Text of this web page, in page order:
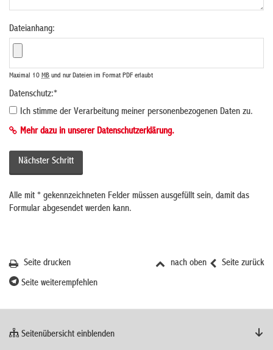
Dateianhang:
Maximal 10 MB und nur Dateien im Format PDF erlaubt
Datenschutz:*
Ich stimme der Verarbeitung meiner personenbezogenen Daten zu.
Mehr dazu in unserer Datenschutzerklärung.
Alle mit * gekennzeichneten Felder müssen ausgefüllt sein, damit das
Formular abgesendet werden kann.
Seite zurück
nach oben
Seite drucken
Seite weiterempfehlen
Seitenübersicht einblenden